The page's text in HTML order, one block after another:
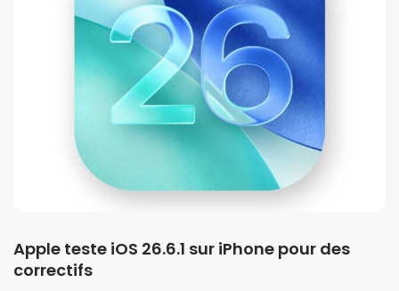
Apple teste iOS 26.6.1 sur iPhone pour des
correctifs